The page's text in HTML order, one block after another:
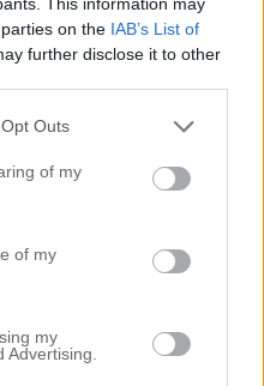
on the IAB’s List of
further disclose it to other
Outs
of my
of my
my
Advertising.